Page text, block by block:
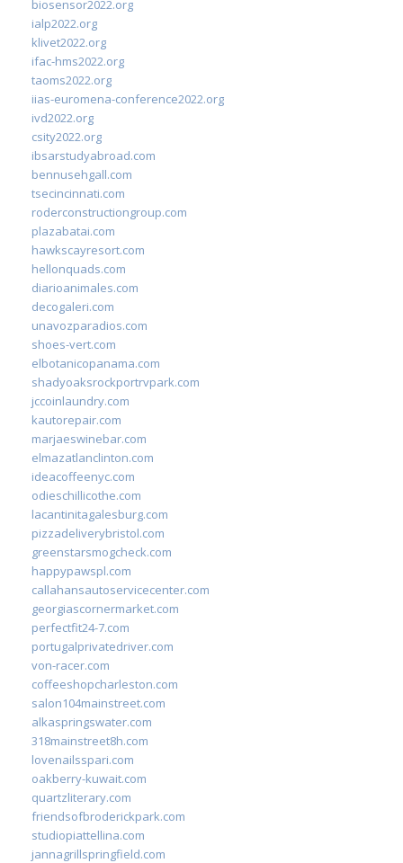
biosensor2022.org
ialp2022.org
klivet2022.org
ifac-hms2022.org
taoms2022.org
iias-euromena-conference2022.org
ivd2022.org
csity2022.org
ibsarstudyabroad.com
bennusehgall.com
tsecincinnati.com
roderconstructiongroup.com
plazabatai.com
hawkscayresort.com
hellonquads.com
diarioanimales.com
decogaleri.com
unavozparadios.com
shoes-vert.com
elbotanicopanama.com
shadyoaksrockportrvpark.com
jccoinlaundry.com
kautorepair.com
marjaeswinebar.com
elmazatlanclinton.com
ideacoffeenyc.com
odieschillicothe.com
lacantinitagalesburg.com
pizzadeliverybristol.com
greenstarsmogcheck.com
happypawspl.com
callahansautoservicecenter.com
georgiascornermarket.com
perfectfit24-7.com
portugalprivatedriver.com
von-racer.com
coffeeshopcharleston.com
salon104mainstreet.com
alkaspringswater.com
318mainstreet8h.com
lovenailsspari.com
oakberry-kuwait.com
quartzliterary.com
friendsofbroderickpark.com
studiopiattellina.com
jannagrillspringfield.com